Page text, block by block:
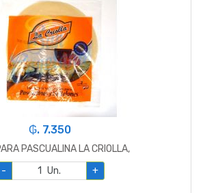
₲. 7.350
PASCUALINA LA CRIOLLA,
-
Un. +